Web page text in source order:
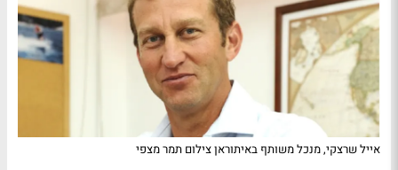
אייל שרצקי, מנכל משותף באיתוראן צילום תמר מצפי